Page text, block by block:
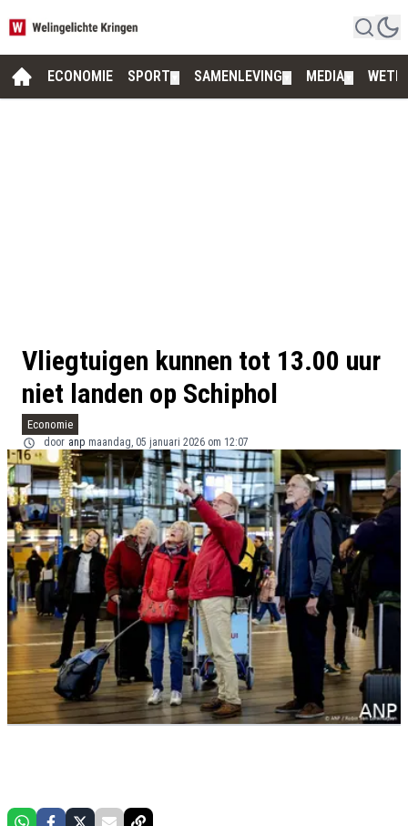
ECONOMIE SPORT SAMENLEVING MEDIA
Vliegtuigen kunnen tot 13.00 uur
niet landen op Schiphol
Economie
door anp maandag, 05 januari 2026 om 12:07